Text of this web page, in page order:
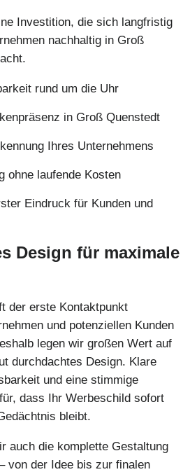
Investition, die sich langfristig
nachhaltig in Groß
rund um die Uhr
in Groß Quenstedt
Ihres Unternehmens
ohne laufende Kosten
Eindruck für Kunden und
Design für maximale
der erste Kontaktpunkt
und potenziellen Kunden
legen wir großen Wert auf
durchdachtes Design. Klare
und eine stimmige
dass Ihr Werbeschild sofort
bleibt.
auch die komplette Gestaltung
von der Idee bis zur finalen